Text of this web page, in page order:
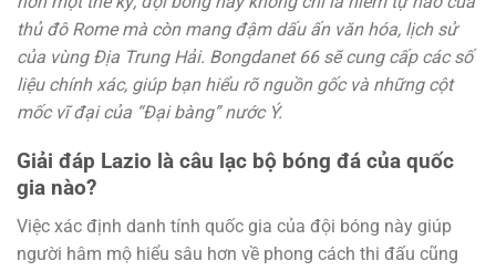
thủ đô Rome mà còn mang đậm dấu ấn văn hóa, lịch sử
của vùng Địa Trung Hải. Bongdanet 66 sẽ cung cấp các số
liệu chính xác, giúp bạn hiểu rõ nguồn gốc và những cột
mốc vĩ đại của “Đại bàng” nước Ý.
Giải đáp Lazio là câu lạc bộ bóng đá của quốc
gia nào?
Việc xác định danh tính quốc gia của đội bóng này giúp
người hâm mộ hiểu sâu hơn về phong cách thi đấu cũng